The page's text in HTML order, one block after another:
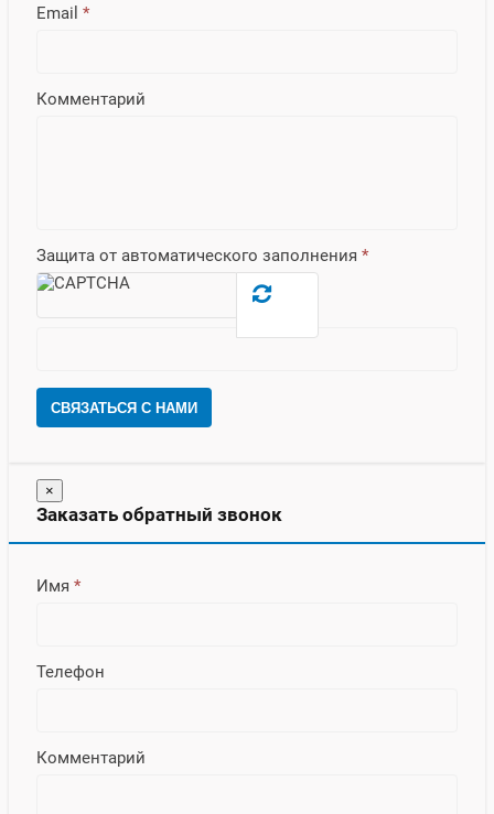
Email *
Комментарий
Защита от автоматического заполнения *
СВЯЗАТЬСЯ С НАМИ
×
Заказать обратный звонок
Имя *
Телефон
Комментарий